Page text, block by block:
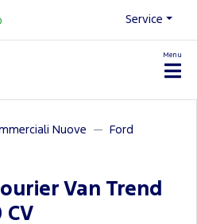
Service
Menu
Nuove
Ford
Van Trend
CV